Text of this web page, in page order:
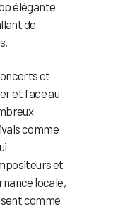
élégante
de
et
et face au
comme
et
locale,
comme